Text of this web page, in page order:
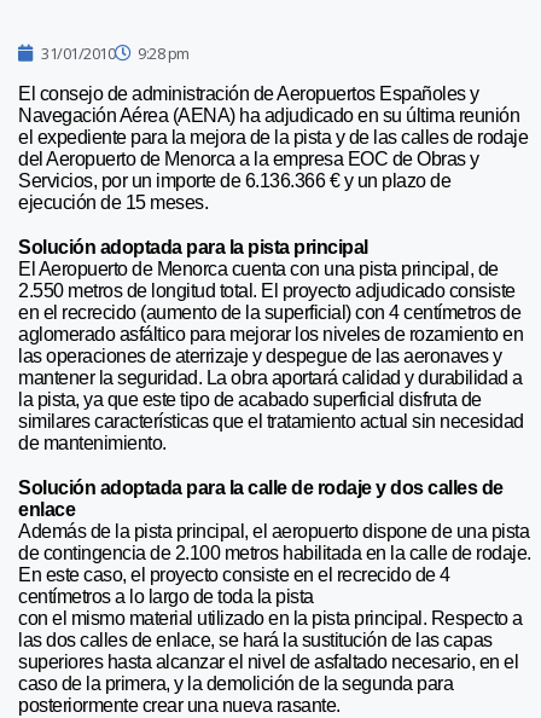
31/01/2010 9:28 pm
El consejo de administración de Aeropuertos Españoles y
Navegación Aérea (AENA) ha adjudicado en su última reunión
el expediente para la mejora de la pista y de las calles de rodaje
del Aeropuerto de Menorca a la empresa EOC de Obras y
Servicios, por un importe de 6.136.366 € y un plazo de
ejecución de 15 meses.
Solución adoptada para la pista principal
El Aeropuerto de Menorca cuenta con una pista principal, de
2.550 metros de longitud total. El proyecto adjudicado consiste
en el recrecido (aumento de la superficial) con 4 centímetros de
aglomerado asfáltico para mejorar los niveles de rozamiento en
las operaciones de aterrizaje y despegue de las aeronaves y
mantener la seguridad. La obra aportará calidad y durabilidad a
la pista, ya que este tipo de acabado superficial disfruta de
similares características que el tratamiento actual sin necesidad
de mantenimiento.
Solución adoptada para la calle de rodaje y dos calles de
enlace
Además de la pista principal, el aeropuerto dispone de una pista
de contingencia de 2.100 metros habilitada en la calle de rodaje.
En este caso, el proyecto consiste en el recrecido de 4
centímetros a lo largo de toda la pista
con el mismo material utilizado en la pista principal. Respecto a
las dos calles de enlace, se hará la sustitución de las capas
superiores hasta alcanzar el nivel de asfaltado necesario, en el
caso de la primera, y la demolición de la segunda para
posteriormente crear una nueva rasante.